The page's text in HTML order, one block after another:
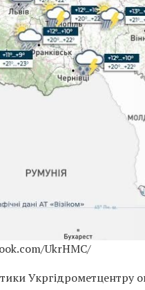
UkrHMC/
Укргідрометцентру